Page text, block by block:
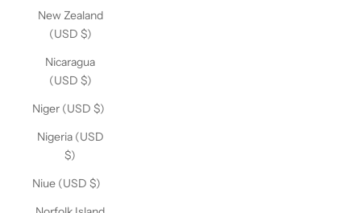
New Zealand
(USD $)
Nicaragua
(USD $)
Niger (USD $)
Nigeria (USD
$)
Niue (USD $)